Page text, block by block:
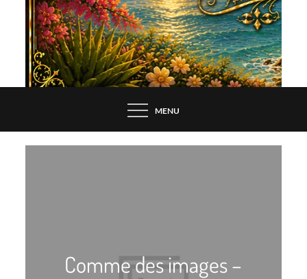
MENU
Comme des images –